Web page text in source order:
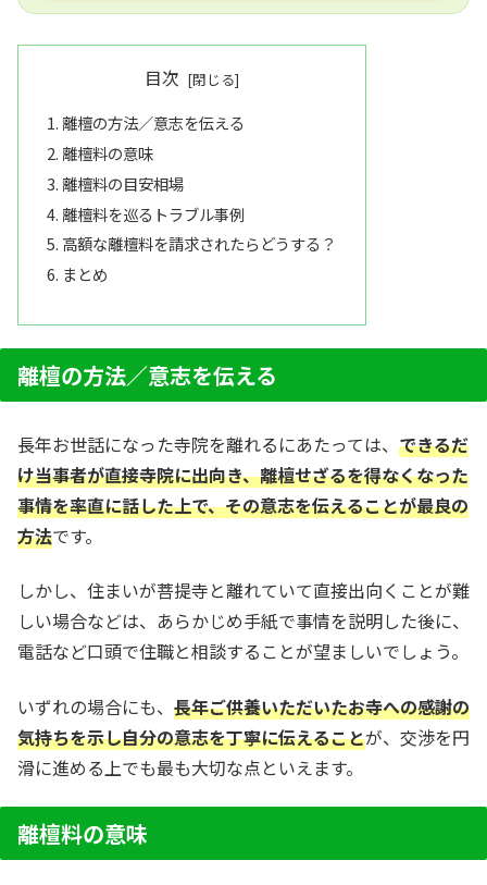
目次
離檀の方法／意志を伝える
離檀料の意味
離檀料の目安相場
離檀料を巡るトラブル事例
高額な離檀料を請求されたらどうする？
まとめ
離檀の方法／意志を伝える
長年お世話になった寺院を離れるにあたっては、 できるだ
け当事者が直接寺院に出向き、離檀せざるを得なくなった
事情を率直に話した上で、その意志を伝えることが最良の
方法です。
しかし、住まいが菩提寺と離れていて直接出向くことが難
しい場合などは、あらかじめ手紙で事情を説明した後に、
電話など口頭で住職と相談することが望ましいでしょう。
いずれの場合にも、 長年ご供養いただいたお寺への感謝の
気持ちを示し自分の意志を丁寧に伝えることが、交渉を円
滑に進める上でも最も大切な点といえます。
離檀料の意味